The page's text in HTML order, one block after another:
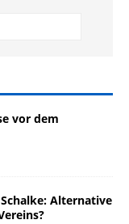
vor dem
Alternative